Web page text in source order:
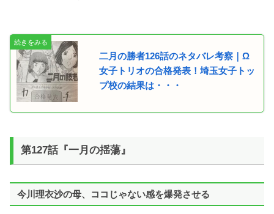
二月の勝者126話のネタバレ考察｜Ω
女子トリオの合格発表！埼玉女子トッ
プ校の結果は・・・
第127話『一月の揺蕩』
今川理衣沙の母、ココじゃない感を爆発させる